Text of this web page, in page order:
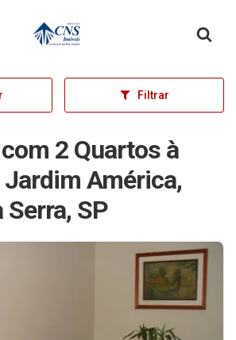
Página inicial
Filtrar
2 Quartos à
América,
Serra, SP